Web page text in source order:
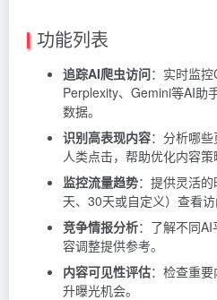
功能列表
追踪AI爬虫访问：实时监控
Perplexity、Gemini等AI助
数据。
识别高表现内容：分析哪
人类点击，帮助优化内容策
监控流量趋势：提供灵活
天、30天或自定义）查看访
竞争情报分析：了解不同
容调整提供参考。
内容可见性评估：检查重
升曝光机会。